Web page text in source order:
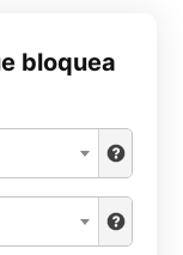
bloquea